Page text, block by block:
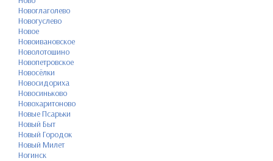
Новоглаголево
Новогуслево
Новое
Новоивановское
Новолотошино
Новопетровское
Новосёлки
Новосидориха
Новосиньково
Новохаритоново
Новые Псарьки
Новый Быт
Новый Городок
Новый Милет
Ногинск